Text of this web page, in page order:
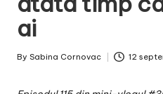
r
n
ai
Posted
By Sabina Cornovac 12